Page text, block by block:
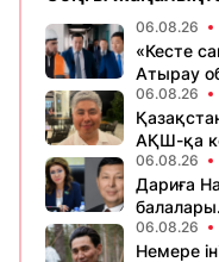
06.08.26
«Кесте
Атырау
06.08.26
АҚШ-қа
06.08.26
Дариға
06.08.26
Немере